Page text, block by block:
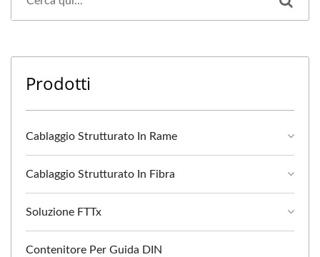
Prodotti
Cablaggio Strutturato In Rame
Cablaggio Strutturato In Fibra
Soluzione FTTx
Contenitore Per Guida DIN